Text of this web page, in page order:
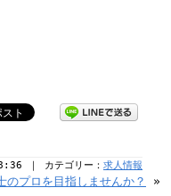
｜ カテゴリー： 求人情報
のプロを目指しませんか？ »